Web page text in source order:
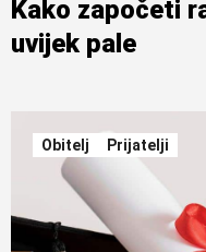
Kako započeti
uvijek pale
Obitelj Prijatelji